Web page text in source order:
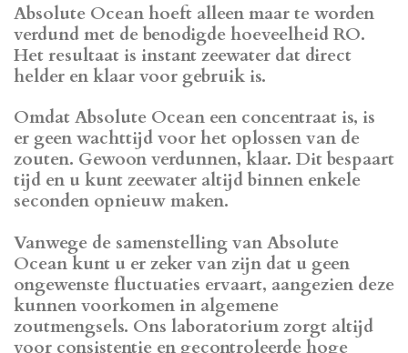
Absolute Ocean hoeft alleen maar te worden
verdund met de benodigde hoeveelheid RO.
Het resultaat is instant zeewater dat direct
helder en klaar voor gebruik is.
Omdat Absolute Ocean een concentraat is, is
er geen wachttijd voor het oplossen van de
zouten. Gewoon verdunnen, klaar. Dit bespaart
tijd en u kunt zeewater altijd binnen enkele
seconden opnieuw maken.
Vanwege de samenstelling van Absolute
Ocean kunt u er zeker van zijn dat u geen
ongewenste fluctuaties ervaart, aangezien deze
kunnen voorkomen in algemene
zoutmengsels. Ons laboratorium zorgt altijd
voor consistentie en gecontroleerde hoge